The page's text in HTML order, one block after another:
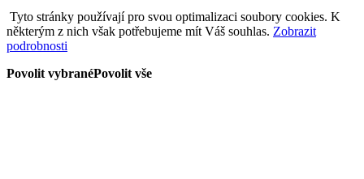
Tyto stránky používají pro svou optimalizaci soubory cookies. K
některým z nich však potřebujeme mít Váš souhlas. Zobrazit
podrobnosti
Povolit vybranéPovolit vše